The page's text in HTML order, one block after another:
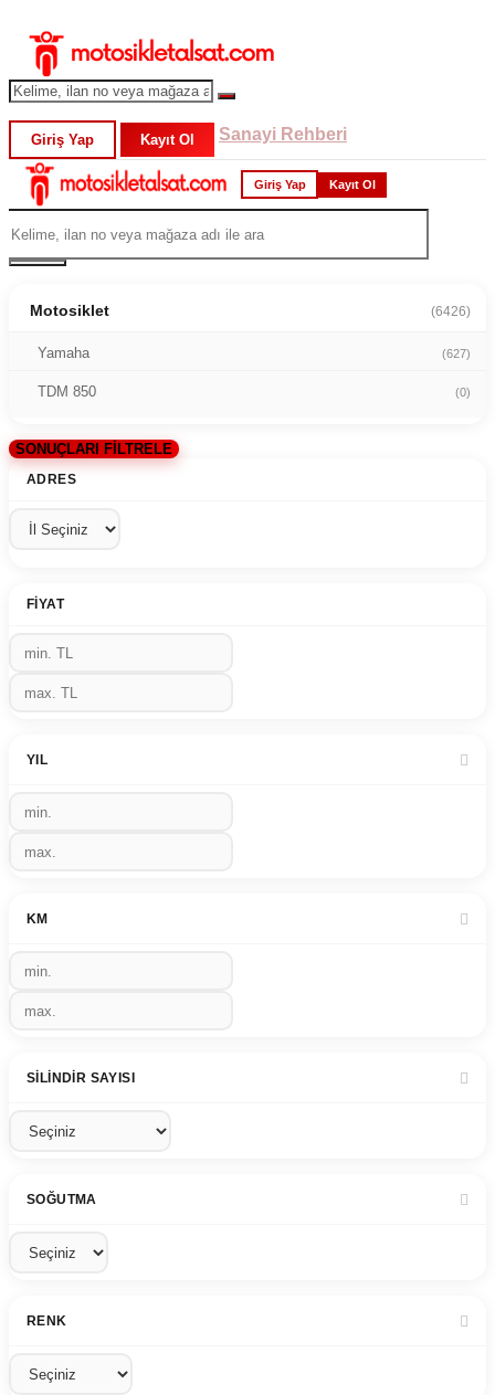
Giriş Yap Kayıt Ol Sanayi Rehberi
Giriş Yap Kayıt Ol
Motosiklet (6426)
Yamaha (627)
TDM 850 (0)
SONUÇLARI FİLTRELE
ADRES
FIYAT
YIL
KM
SILINDIR SAYISI
SOĞUTMA
RENK